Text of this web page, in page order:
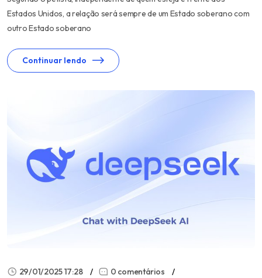
Estados Unidos, a relação será sempre de um Estado soberano com
outro Estado soberano
Continuar lendo
29/01/2025 17:28
0 comentários